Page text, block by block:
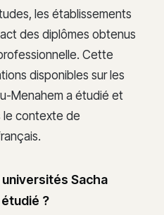
les établissements
des diplômes obtenus
Cette
disponibles sur les
Menahem a étudié et
le contexte de
Sacha
?